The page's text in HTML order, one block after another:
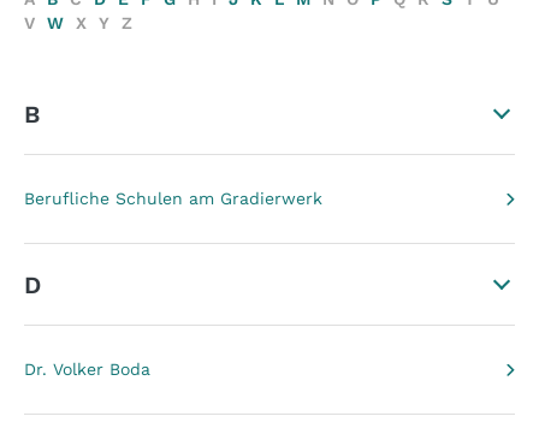
V
W X Y Z
B
Berufliche Schulen am Gradierwerk
D
Dr. Volker Boda